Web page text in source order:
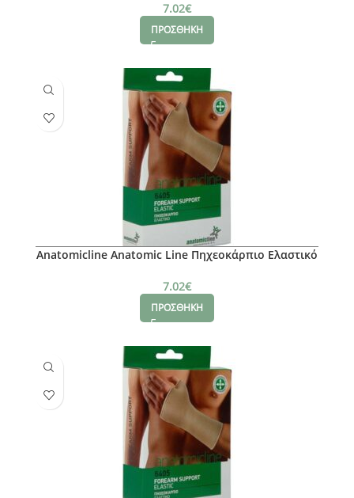
7.02€
ΠΡΟΣΘΗΚΗ
Anatomicline Anatomic Line Πηχεοκάρπιο Ελαστικό
7.02€
ΠΡΟΣΘΗΚΗ